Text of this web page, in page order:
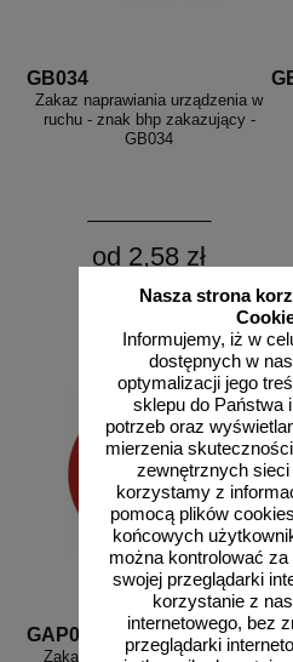
Nasza strona
Informujemy, iż w
dostępnych w
optymalizacji jego
sklepu do Państwa
potrzeb oraz
mierzenia
zewnętrznych
korzystamy z
pomocą plików
końcowych
można kontrolować
swojej przeglądarki
korzystanie z
internetowego, bez
przeglądarki
GB034
Zakaz naprawiania urządzenia w
ruchu - znak bhp zakazujący -
GB034
od 2,58 zł
GAP040
Zakaz używania fajerwerków -